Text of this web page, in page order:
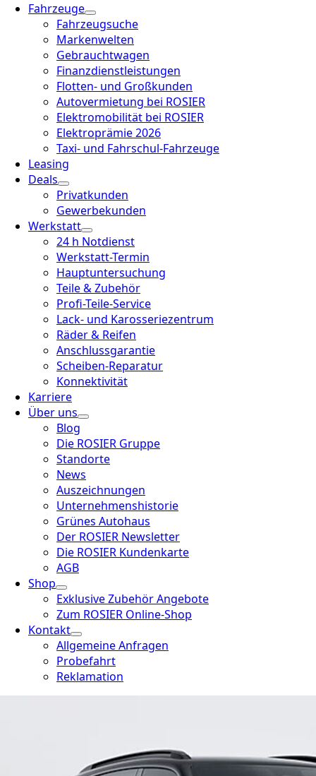
Fahrzeuge
Fahrzeugsuche
Markenwelten
Gebrauchtwagen
Finanzdienstleistungen
Flotten- und Großkunden
Autovermietung bei ROSIER
Elektromobilität bei ROSIER
Elektroprämie 2026
Taxi- und Fahrschul-Fahrzeuge
Leasing
Deals
Privatkunden
Gewerbekunden
Werkstatt
24 h Notdienst
Werkstatt-Termin
Hauptuntersuchung
Teile & Zubehör
Profi-Teile-Service
Lack- und Karosseriezentrum
Räder & Reifen
Anschlussgarantie
Scheiben-Reparatur
Konnektivität
Karriere
Über uns
Blog
Die ROSIER Gruppe
Standorte
News
Auszeichnungen
Unternehmenshistorie
Grünes Autohaus
Der ROSIER Newsletter
Die ROSIER Kundenkarte
AGB
Shop
Exklusive Zubehör Angebote
Zum ROSIER Online-Shop
Kontakt
Allgemeine Anfragen
Probefahrt
Reklamation